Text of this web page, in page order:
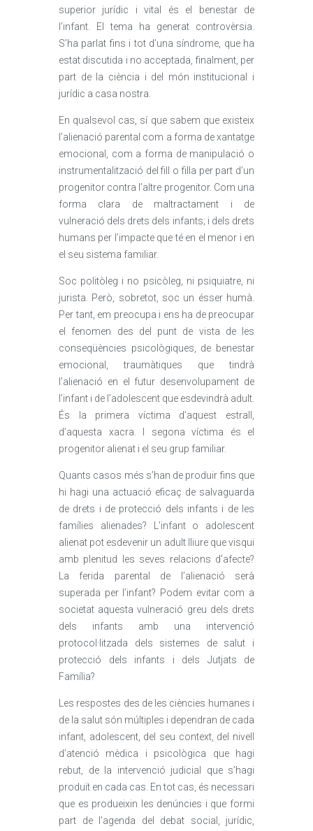
superior jurídic i vital és el benestar de
l’infant. El tema ha generat controvèrsia.
S’ha parlat fins i tot d’una síndrome, que ha
estat discutida i no acceptada, finalment, per
part de la ciència i del món institucional i
jurídic a casa nostra.
En qualsevol cas, sí que sabem que existeix
l’alienació parental com a forma de xantatge
emocional, com a forma de manipulació o
instrumentalització del fill o filla per part d’un
progenitor contra l’altre progenitor. Com una
forma clara de maltractament i de
vulneració dels drets dels infants; i dels drets
humans per l’impacte que té en el menor i en
el seu sistema familiar.
Soc politòleg i no psicòleg, ni psiquiatre, ni
jurista. Però, sobretot, soc un ésser humà.
Per tant, em preocupa i ens ha de preocupar
el fenomen des del punt de vista de les
conseqüències psicològiques, de benestar
emocional, traumàtiques que tindrà
l’alienació en el futur desenvolupament de
l’infant i de l’adolescent que esdevindrà adult.
És la primera víctima d’aquest estrall,
d’aquesta xacra. I segona víctima és el
progenitor alienat i el seu grup familiar.
Quants casos més s’han de produir fins que
hi hagi una actuació eficaç de salvaguarda
de drets i de protecció dels infants i de les
famílies alienades? L’infant o adolescent
alienat pot esdevenir un adult lliure que visqui
amb plenitud les seves relacions d’afecte?
La ferida parental de l’alienació serà
superada per l’infant? Podem evitar com a
societat aquesta vulneració greu dels drets
dels infants amb una intervenció
protocol·litzada dels sistemes de salut i
protecció dels infants i dels Jutjats de
Família?
Les respostes des de les ciències humanes i
de la salut són múltiples i dependran de cada
infant, adolescent, del seu context, del nivell
d’atenció mèdica i psicològica que hagi
rebut, de la intervenció judicial que s’hagi
produït en cada cas. En tot cas, és necessari
que es produeixin les denúncies i que formi
part de l’agenda del debat social, jurídic,